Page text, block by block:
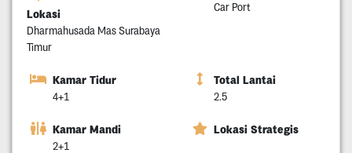
Lokasi
Dharmahusada Mas Surabaya
Timur
Car Port
Kamar Tidur
4+1
Total Lantai
2.5
Kamar Mandi
2+1
Lokasi Strategis